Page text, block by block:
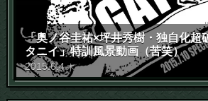
「奥ノ谷圭祐×坪井秀樹・独自化超
タニイ」特訓風景動画（苦笑）
2015.6.4 木